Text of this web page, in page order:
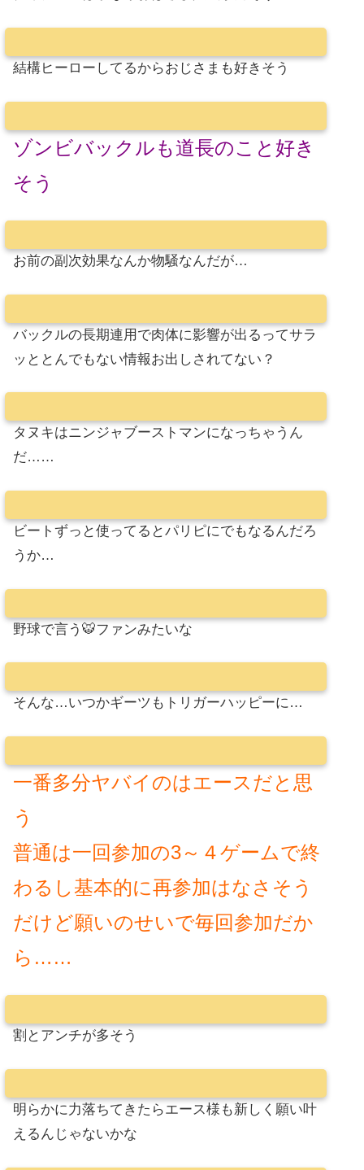
結構ヒーローしてるからおじさまも好きそう
ゾンビバックルも道長のこと好き
そう
お前の副次効果なんか物騒なんだが…
バックルの長期連用で肉体に影響が出るってサラ
ッととんでもない情報お出しされてない？
タヌキはニンジャブーストマンになっちゃうん
だ……
ビートずっと使ってるとパリピにでもなるんだろ
うか…
野球で言う🐯ファンみたいな
そんな…いつかギーツもトリガーハッピーに…
一番多分ヤバイのはエースだと思
う
普通は一回参加の3～４ゲームで終
わるし基本的に再参加はなさそう
だけど願いのせいで毎回参加だか
ら……
割とアンチが多そう
明らかに力落ちてきたらエース様も新しく願い叶
えるんじゃないかな